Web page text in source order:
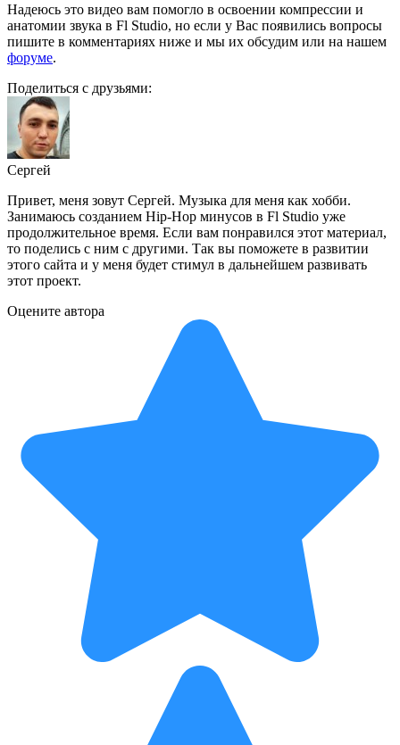
Надеюсь это видео вам помогло в освоении компрессии и
анатомии звука в Fl Studio, но если у Вас появились вопросы
пишите в комментариях ниже и мы их обсудим или на нашем
форуме.
Поделиться с друзьями:
Сергей
Привет, меня зовут Сергей. Музыка для меня как хобби.
Занимаюсь созданием Hip-Hop минусов в Fl Studio уже
продолжительное время. Если вам понравился этот материал,
то поделись с ним с другими. Так вы поможете в развитии
этого сайта и у меня будет стимул в дальнейшем развивать
этот проект.
Оцените автора